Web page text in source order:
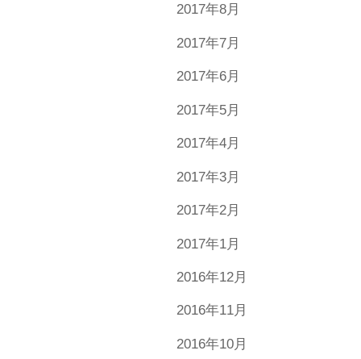
2017年8月
2017年7月
2017年6月
2017年5月
2017年4月
2017年3月
2017年2月
2017年1月
2016年12月
2016年11月
2016年10月